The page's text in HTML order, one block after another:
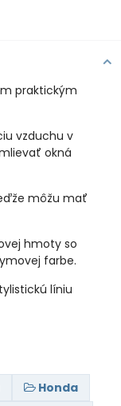
praktickým
vzduchu v
okná
môžu mať
hmoty so
farbe.
líniu
Honda